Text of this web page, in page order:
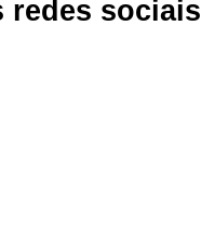
redes sociais